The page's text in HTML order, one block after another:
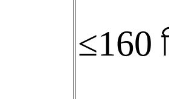
≤160